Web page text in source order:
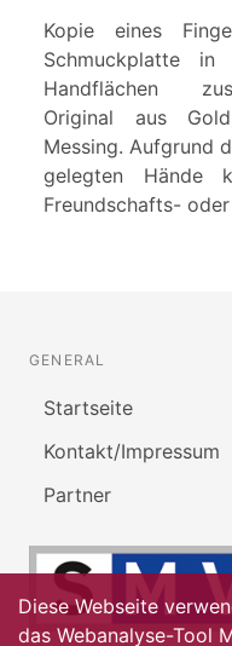
Kopie eines
Schmuckplatte
Handflächen
Original aus
Messing. Aufgrund
gelegten Hände
Freundschafts-
GENERAL
Startseite
Kontakt/Impressum
Partner
Diese Webseite
das Webanalyse-Tool